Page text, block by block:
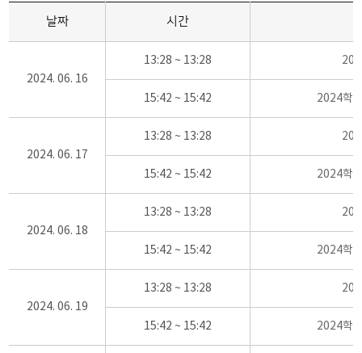
날짜 시간
2024. 06. 16
13:28 ~ 13:28
15:42 ~ 15:42 2024학
2024. 06. 17
13:28 ~ 13:28
15:42 ~ 15:42 2024학
2024. 06. 18
13:28 ~ 13:28
15:42 ~ 15:42 2024학
2024. 06. 19
13:28 ~ 13:28
15:42 ~ 15:42 2024학